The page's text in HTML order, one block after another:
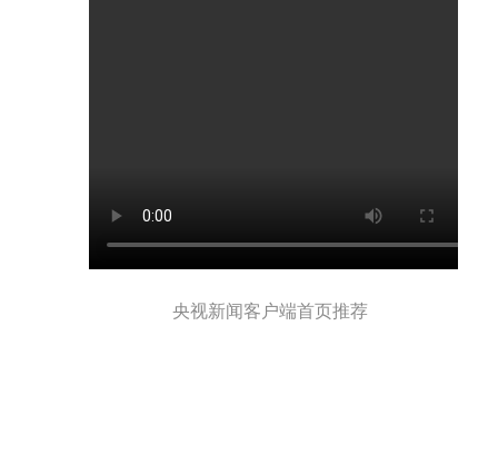
央视新闻客户端首页推荐